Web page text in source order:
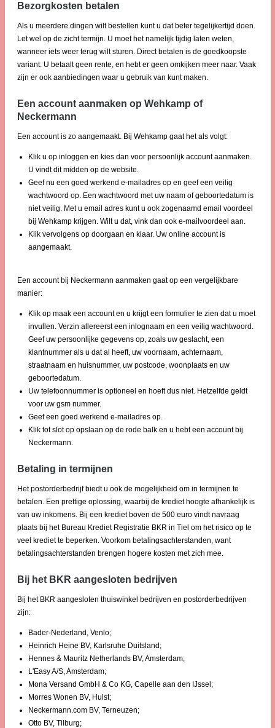
Bezorgkosten betalen
Als u meerdere dingen wilt bestellen kunt u dat beter tegelijkertijd doen.
Let wel op de zicht termijn. U moet het namelijk tijdig laten weten,
wanneer iets weer terug wilt sturen. Direct betalen is de goedkoopste
variant. U betaalt geen rente, en hebt er geen omkijken meer naar. Vaak
zijn er ook aanbiedingen waar u gebruik van kunt maken.
Een account aanmaken op Wehkamp of
Neckermann
Een account is zo aangemaakt. Bij Wehkamp gaat het als volgt:
Klik u op inloggen en kies dan voor persoonlijk account aanmaken.
U vindt dit midden op de website.
Geef nu een goed werkend e-mailadres op en geef een veilig
wachtwoord op. Een wachtwoord met uw naam of geboortedatum is
niet veilig. Met u email adres kunt u ook zogenaamd email voordeel
bij Wehkamp krijgen. Wilt u dat, vink dan ook e-mailvoordeel aan.
Klik vervolgens op doorgaan en klaar. Uw online account is
aangemaakt.
Een account bij Neckermann aanmaken gaat op een vergelijkbare
manier:
Klik op maak een account en u krijgt een formulier te zien dat u moet
invullen. Verzin allereerst een inlognaam en een veilig wachtwoord.
Geef uw persoonlijke gegevens op, zoals uw geslacht, een
klantnummer als u dat al heeft, uw voornaam, achternaam,
straatnaam en huisnummer, uw postcode, woonplaats en uw
geboortedatum.
Uw telefoonnummer is optioneel en hoeft dus niet. Hetzelfde geldt
voor uw gsm nummer.
Geef een goed werkend e-mailadres op.
Klik tot slot op opslaan op de rode balk en u hebt een account bij
Neckermann.
Betaling in termijnen
Het postorderbedrijf biedt u ook de mogelijkheid om in termijnen te
betalen. Een prettige oplossing, waarbij de krediet hoogte afhankelijk is
van uw inkomens. Bij een krediet boven de 500 euro vindt navraag
plaats bij het Bureau Krediet Registratie BKR in Tiel om het risico op te
veel krediet te beperken. Voorkom betalingsachterstanden, want
betalingsachterstanden brengen hogere kosten met zich mee.
Bij het BKR aangesloten bedrijven
Bij het BKR aangesloten thuiswinkel bedrijven en postorderbedrijven
zijn:
Bader-Nederland, Venlo;
Heinrich Heine BV, Karlsruhe Duitsland;
Hennes & Mauritz Netherlands BV, Amsterdam;
L'Easy A/S, Amsterdam;
Mona Versand GmbH & Co KG, Capelle aan den IJssel;
Morres Wonen BV, Hulst;
Neckermann.com BV, Terneuzen;
Otto BV, Tilburg;